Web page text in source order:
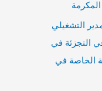
التشغيلي
التجزئة في
الخاصة في